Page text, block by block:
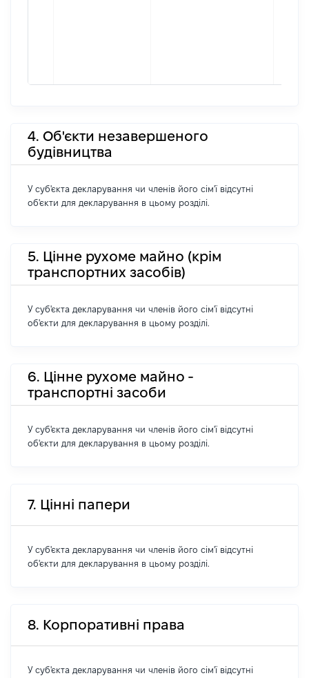
4. Об'єкти незавершеного
будівництва
У суб'єкта декларування чи членів його сім'ї відсутні
об'єкти для декларування в цьому розділі.
5. Цінне рухоме майно (крім
транспортних засобів)
У суб'єкта декларування чи членів його сім'ї відсутні
об'єкти для декларування в цьому розділі.
6. Цінне рухоме майно -
транспортні засоби
У суб'єкта декларування чи членів його сім'ї відсутні
об'єкти для декларування в цьому розділі.
7. Цінні папери
У суб'єкта декларування чи членів його сім'ї відсутні
об'єкти для декларування в цьому розділі.
8. Корпоративні права
У суб'єкта декларування чи членів його сім'ї відсутні